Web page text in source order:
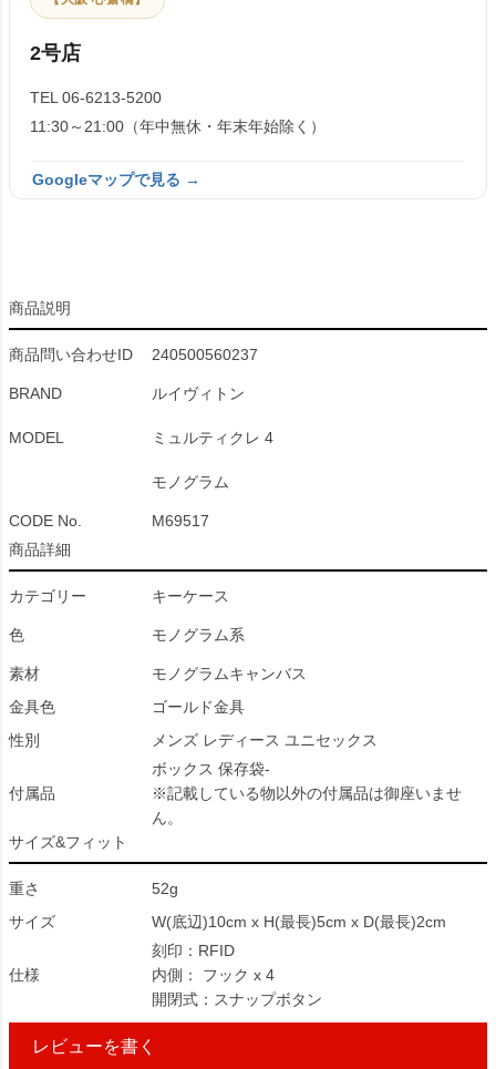
2号店
TEL 06-6213-5200
11:30～21:00（年中無休・年末年始除く）
Googleマップで見る →
商品説明
商品問い合わせID 240500560237
BRAND ルイヴィトン
MODEL ミュルティクレ 4
モノグラム
CODE No.
M69517
商品詳細
カテゴリー キーケース
色 モノグラム系
素材
モノグラムキャンバス
金具色
ゴールド金具
性別
メンズ レディース ユニセックス
付属品
ボックス 保存袋-
※記載している物以外の付属品は御座いませ
ん。
サイズ&フィット
重さ
52g
サイズ
W(底辺)10cm x H(最長)5cm x D(最長)2cm
仕様
刻印：RFID
内側： フック x 4
開閉式：スナップボタン
レビューを書く